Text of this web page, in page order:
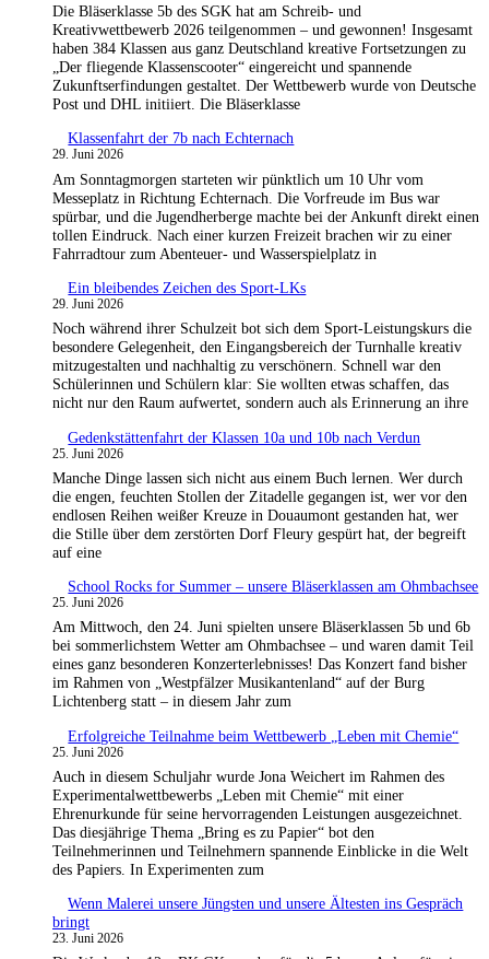
Die Bläserklasse 5b des SGK hat am Schreib- und
Kreativwettbewerb 2026 teilgenommen – und gewonnen! Insgesamt
haben 384 Klassen aus ganz Deutschland kreative Fortsetzungen zu
„Der fliegende Klassenscooter“ eingereicht und spannende
Zukunftserfindungen gestaltet. Der Wettbewerb wurde von Deutsche
Post und DHL initiiert. Die Bläserklasse
Klassenfahrt der 7b nach Echternach
29. Juni 2026
Am Sonntagmorgen starteten wir pünktlich um 10 Uhr vom
Messeplatz in Richtung Echternach. Die Vorfreude im Bus war
spürbar, und die Jugendherberge machte bei der Ankunft direkt einen
tollen Eindruck. Nach einer kurzen Freizeit brachen wir zu einer
Fahrradtour zum Abenteuer- und Wasserspielplatz in
Ein bleibendes Zeichen des Sport-LKs
29. Juni 2026
Noch während ihrer Schulzeit bot sich dem Sport-Leistungskurs die
besondere Gelegenheit, den Eingangsbereich der Turnhalle kreativ
mitzugestalten und nachhaltig zu verschönern. Schnell war den
Schülerinnen und Schülern klar: Sie wollten etwas schaffen, das
nicht nur den Raum aufwertet, sondern auch als Erinnerung an ihre
Gedenkstättenfahrt der Klassen 10a und 10b nach Verdun
25. Juni 2026
Manche Dinge lassen sich nicht aus einem Buch lernen. Wer durch
die engen, feuchten Stollen der Zitadelle gegangen ist, wer vor den
endlosen Reihen weißer Kreuze in Douaumont gestanden hat, wer
die Stille über dem zerstörten Dorf Fleury gespürt hat, der begreift
auf eine
School Rocks for Summer – unsere Bläserklassen am Ohmbachsee
25. Juni 2026
Am Mittwoch, den 24. Juni spielten unsere Bläserklassen 5b und 6b
bei sommerlichstem Wetter am Ohmbachsee – und waren damit Teil
eines ganz besonderen Konzerterlebnisses! Das Konzert fand bisher
im Rahmen von „Westpfälzer Musikantenland“ auf der Burg
Lichtenberg statt – in diesem Jahr zum
Erfolgreiche Teilnahme beim Wettbewerb „Leben mit Chemie“
25. Juni 2026
Auch in diesem Schuljahr wurde Jona Weichert im Rahmen des
Experimentalwettbewerbs „Leben mit Chemie“ mit einer
Ehrenurkunde für seine hervorragenden Leistungen ausgezeichnet.
Das diesjährige Thema „Bring es zu Papier“ bot den
Teilnehmerinnen und Teilnehmern spannende Einblicke in die Welt
des Papiers. In Experimenten zum
Wenn Malerei unsere Jüngsten und unsere Ältesten ins Gespräch
bringt
23. Juni 2026